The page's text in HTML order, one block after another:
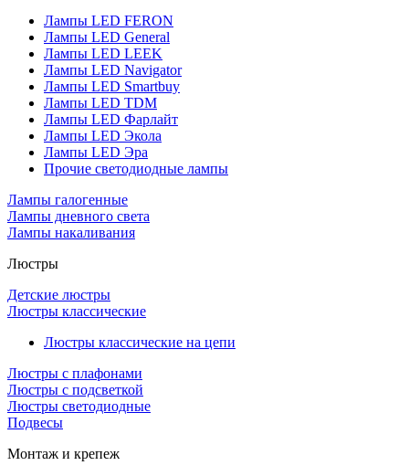
Лампы LED FERON
Лампы LED General
Лампы LED LEEK
Лампы LED Navigator
Лампы LED Smartbuy
Лампы LED TDM
Лампы LED Фарлайт
Лампы LED Экола
Лампы LED Эра
Прочие светодиодные лампы
Лампы галогенные
Лампы дневного света
Лампы накаливания
Люстры
Детские люстры
Люстры классические
Люстры классические на цепи
Люстры с плафонами
Люстры с подсветкой
Люстры светодиодные
Подвесы
Монтаж и крепеж